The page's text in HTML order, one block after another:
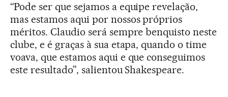
“Pode ser que sejamos a equipe revelação,
mas estamos aqui por nossos próprios
méritos. Claudio será sempre benquisto neste
clube, e é graças à sua etapa, quando o time
voava, que estamos aqui e que conseguimos
este resultado”, salientou Shakespeare.